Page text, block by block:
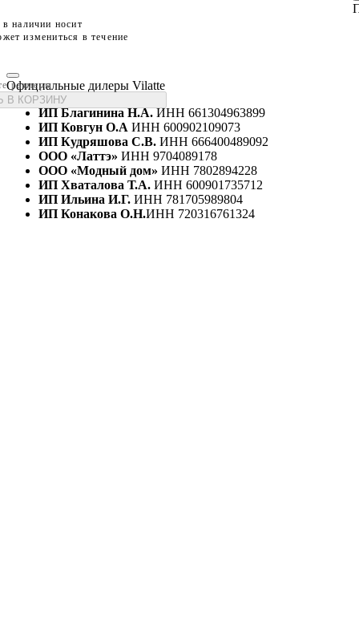
наличии носит
измениться в течение
размеры
В КОРЗИНУ
Официальные дилеры Vilatte
ИП Благинина Н.А.ИНН 661304963899
ИП Ковгун О.А ИНН 600902109073
ИП Кудряшова С.В. ИНН 666400489092
ООО «Латтэ» ИНН 9704089178
ООО «Модный дом» ИНН 7802894228
ИП Хваталова Т.А. ИНН 600901735712
ИП Ильина И.Г. ИНН 781705989804
ИП Конакова О.Н.ИНН 720316761324